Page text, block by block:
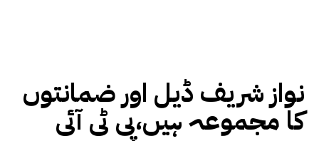
نواز شریف ڈیل اور ضمانتوں
کا مجموعہ ہیں،پی ٹی آئی